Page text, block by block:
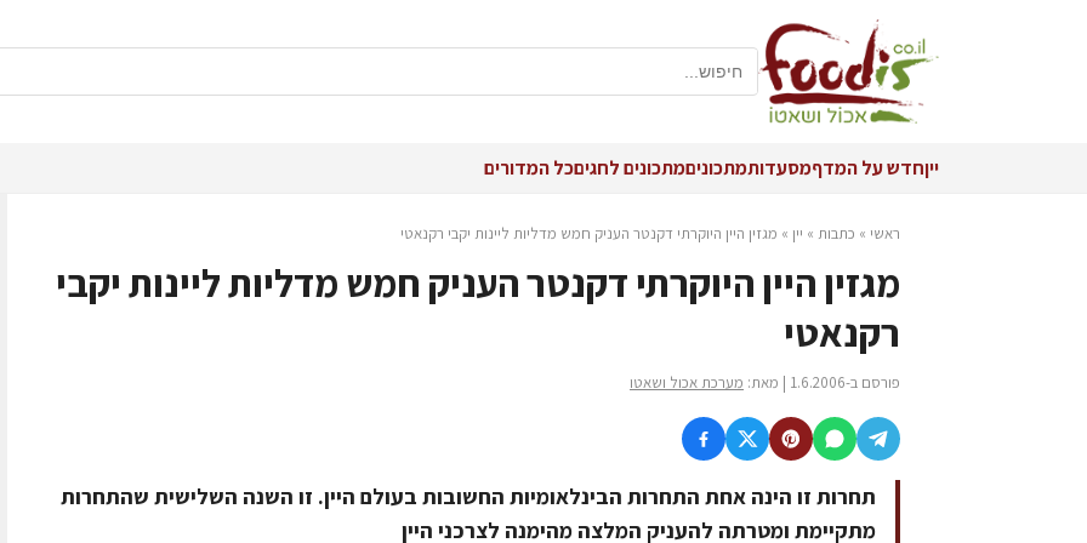
ייןחדש על המדףמסעדותמתכוניםמתכונים לחגיםכל המדורים
ראשי » כתבות » יין » מגזין היין היוקרתי דקנטר העניק חמש מדליות ליינות יקבי רקנאטי
מגזין היין היוקרתי דקנטר העניק חמש מדליות ליינות יקבי
רקנאטי
פורסם ב-1.6.2006 | מאת: מערכת אכול ושאטו
תחרות זו הינה אחת התחרות הבינלאומיות החשובות בעולם היין. זו השנה השלישית שהתחרות
מתקיימת ומטרתה להעניק המלצה מהימנה לצרכני היין